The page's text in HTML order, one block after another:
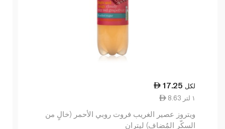
17.25 لكل
8.63 ١ لتر
ويتروز عصير الغريب فروت روبي الأحمر (خالٍ من
السكّر المُضاف) ليتران